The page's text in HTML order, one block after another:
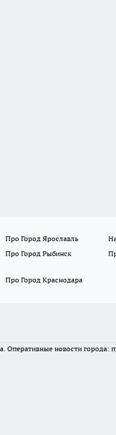
Про Город Ярославль
Про Город Рыбинск
Про Город Краснодара
Оперативные новости